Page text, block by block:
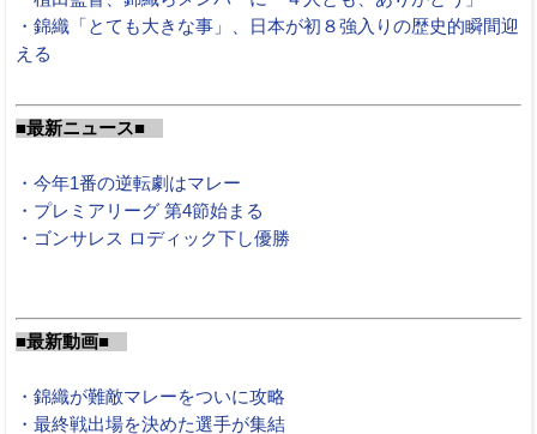
・錦織「とても大きな事」、日本が初８強入りの歴史的瞬間迎
える
■最新ニュース■
・今年1番の逆転劇はマレー
・プレミアリーグ 第4節始まる
・ゴンサレス ロディック下し優勝
■最新動画■
・錦織が難敵マレーをついに攻略
・最終戦出場を決めた選手が集結